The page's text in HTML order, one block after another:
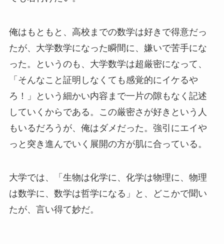
俺はもともと、高校までの数学は好きで得意だっ
たが、大学数学になった瞬間に、嫌いで苦手にな
った。というのも、大学数学は超厳密になって、
「そんなこと証明しなくても感覚的にイケるや
ろ！」という細かい内容まで一片の隙もなく記述
していくからである。この厳密さが好きという人
もいるだろうが、俺はダメだった。強引にエイや
っと突き進んでいく展開の方が肌に合っている。
大学では、「生物は化学に、化学は物理に、物理
は数学に、数学は哲学になる」と、どこかで聞い
たが、言い得て妙だ。